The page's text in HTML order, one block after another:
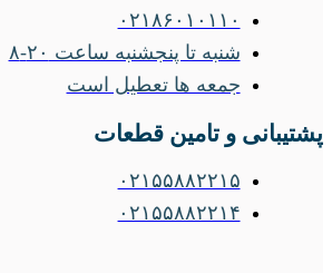
۰۲۱۸۶۰۱۰۱۱۰
شنبه تا پنجشنبه ساعت ۲۰-۸
جمعه ها تعطیل است
پشتیبانی و تامین قطعات
۰۲۱۵۵۸۸۲۲۱۵
۰۲۱۵۵۸۸۲۲۱۴